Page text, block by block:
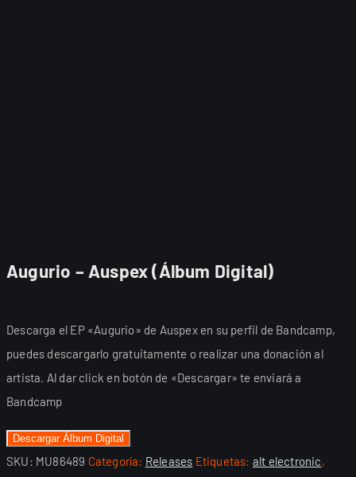
Augurio – Auspex (Álbum Digital)
Descarga el EP «Augurio» de Auspex en su perfil de Bandcamp,
puedes descargarlo gratuitamente o realizar una donación al
artista. Al dar click en botón de «Descargar» te enviará a
Bandcamp
Descargar Álbum Digital
SKU: MU86489 Categoría: Releases Etiquetas: alt electronic,